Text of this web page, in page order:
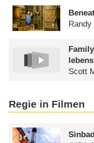
Randy
Scott
Regie in Filmen